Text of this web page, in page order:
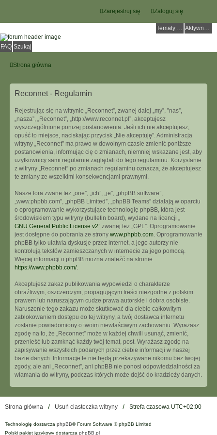
Zaloguj się
Zarejestruj się
Tematy bez odpowiedzi Aktywne tematy
FAQ Szukaj
Strona główna
Reconnet - Regulamin
Rejestrując się na witrynie „Reconnet”, zwanej dalej „my”, ”nas”,
„nasza”, „Reconnet”, „http://www.reconnet.pl”, akceptujesz
wyszczególnione poniżej postanowienia. Jeśli ich nie akceptujesz,
opuść to miejsce, naciskając przycisk „Nie akceptuję”. Administracja
witryny „Reconnet” ma prawo w dowolnym czasie zmienić poniższe
postanowienia, informując cię o zmianach, niemniej wskazane jest, aby
użytkownicy sami regularnie zaglądali do tego regulaminu. Korzystanie
z witryny „Reconnet” po zmianach regulaminu oznacza, że akceptujesz
te zmiany ze wszelkimi konsekwencjami prawnymi.
Nasze fora zwane też „one”, „ich”, „je”, „phpBB software”,
„www.phpbb.com”, „phpBB Limited”, „phpBB Teams” działają w oparciu
o oprogramowanie wykorzystujące technologię phpBB, która jest
środowiskiem typu witryny (bulletin board), wydane na licencji „
GNU General Public License v2” zwanej też „GPL”. Oprogramowanie
jest dostępne do pobrania ze strony www.phpbb.com. Oprogramowanie
phpBB tylko ułatwia dyskusje przez internet, a jego autorzy nie
kontrolują tekstów zamieszczanych w internecie za jego pomocą.
Więcej informacji o phpBB można znaleźć na stronie
https://www.phpbb.com/.
Akceptujesz zakaz publikowania wypowiedzi o charakterze
obraźliwym, oszczerczym, propagującym treści niezgodne z polskim
prawem lub naruszającym cudze prawa autorskie i dobra osobiste.
Naruszenie tego zakazu może skutkować dla ciebie całkowitym
zablokowaniem dostępu do tej witryny, a twój dostawca internetu
zostanie powiadomiony o twoim niewłaściwym zachowaniu. Wyrażasz
zgodę na to, że „Reconnet” może w każdej chwili usunąć, zmienić,
przenieść lub zamknąć każdy twój temat, post. Wyrażasz zgodę na
zapisywanie wszystkich podanych przez ciebie informacji w naszej
bazie danych. Informacje te nie będą przekazywane nikomu bez twojej
zgody, ale ani „Reconnet”, ani phpBB nie ponosi odpowiedzialności za
włamania do witryny, podczas których może dojść do kradzieży danych.
Strona główna Usuń ciasteczka witryny Strefa czasowa UTC+02:00
Technologię dostarcza phpBB® Forum Software © phpBB Limited
Polski pakiet językowy dostarcza phpBB.pl